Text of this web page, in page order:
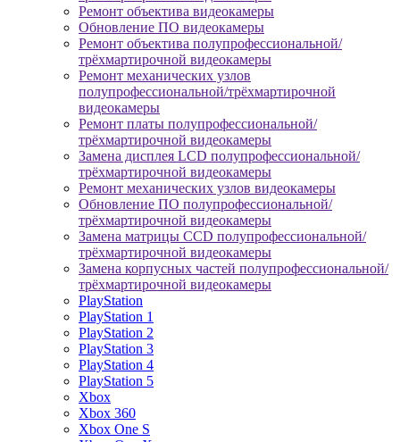
Ремонт объектива видеокамеры
Обновление ПО видеокамеры
Ремонт объектива полупрофессиональной/
трёхмартирочной видеокамеры
Ремонт механических узлов
полупрофессиональной/трёхмартирочной
видеокамеры
Ремонт платы полупрофессиональной/
трёхмартирочной видеокамеры
Замена дисплея LCD полупрофессиональной/
трёхмартирочной видеокамеры
Ремонт механических узлов видеокамеры
Обновление ПО полупрофессиональной/
трёхмартирочной видеокамеры
Замена матрицы CCD полупрофессиональной/
трёхмартирочной видеокамеры
Замена корпусных частей полупрофессиональной/
трёхмартирочной видеокамеры
PlayStation
PlayStation 1
PlayStation 2
PlayStation 3
PlayStation 4
PlayStation 5
Xbox
Xbox 360
Xbox One S